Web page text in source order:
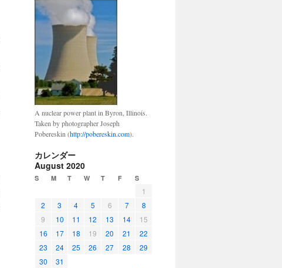
A nuclear power plant in Byron, Illinois.
Taken by photographer Joseph
Pobereskin (http://pobereskin.com).
カレンダー
August 2020
S M T W T F S
1
2
3 4 5 6 7
8
9
10 11 12 13 14
15
16
17 18 19 20 21
22
23
24 25 26 27 28
29
30
31